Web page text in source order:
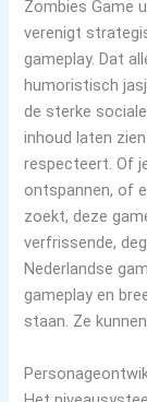
Zombies Game
verenigt
gameplay. Dat
humoristisch
de sterke
inhoud laten
respecteert. Of
ontspannen, of
zoekt, deze
verfrissende,
Nederlandse
gameplay en
staan. Ze